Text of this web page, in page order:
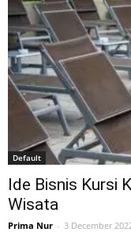
Default
Ide Bisnis Kursi
Wisata
Prima Nur - 3 December